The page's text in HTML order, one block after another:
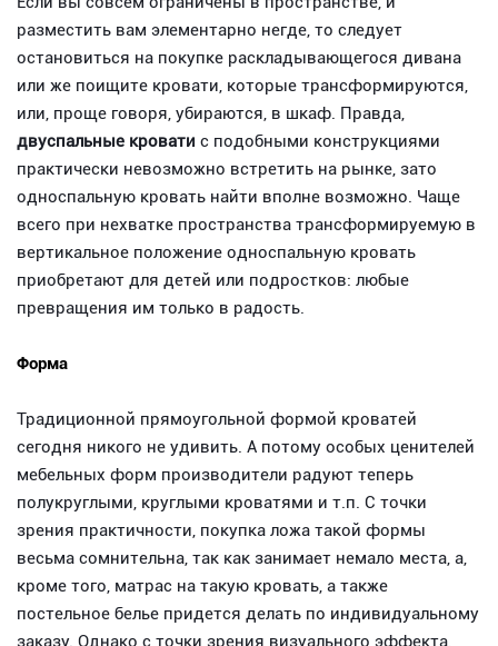
разместить вам элементарно негде, то следует
остановиться на покупке раскладывающегося дивана
или же поищите кровати, которые трансформируются,
или, проще говоря, убираются, в шкаф. Правда,
двуспальные кровати с подобными конструкциями
практически невозможно встретить на рынке, зато
односпальную кровать найти вполне возможно. Чаще
всего при нехватке пространства трансформируемую в
вертикальное положение односпальную кровать
приобретают для детей или подростков: любые
превращения им только в радость.
Форма
Традиционной прямоугольной формой кроватей
сегодня никого не удивить. А потому особых ценителей
мебельных форм производители радуют теперь
полукруглыми, круглыми кроватями и т.п. С точки
зрения практичности, покупка ложа такой формы
весьма сомнительна, так как занимает немало места, а,
кроме того, матрас на такую кровать, а также
постельное белье придется делать по индивидуальному
заказу. Однако с точки зрения визуального эффекта,